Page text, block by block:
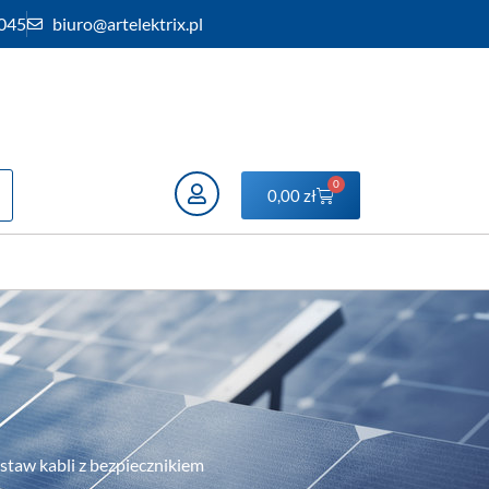
biuro@artelektrix.pl
0,00zł
0
kabli z bezpiecznikiem